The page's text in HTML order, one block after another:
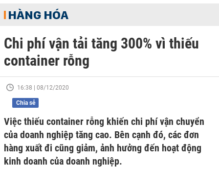
HÀNG HÓA
Chi phí vận tải tăng 300% vì thiếu
container rỗng
16:38 | 08/12/2020
Chia sẻ
Việc thiếu container rỗng khiến chi phí vận chuyển
của doanh nghiệp tăng cao. Bên cạnh đó, các đơn
hàng xuất đi cũng giảm, ảnh hưởng đến hoạt động
kinh doanh của doanh nghiệp.